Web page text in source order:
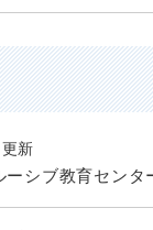
新
ーシブ教育センタ